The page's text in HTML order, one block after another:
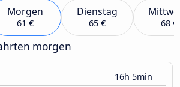
Morgen
61 €
Dienstag
65 € 68 €
morgen
16h 5min